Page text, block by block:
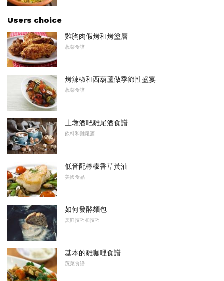
Users choice
雞胸肉假烤和烤塗層
蔬菜食譜
烤辣椒和西葫蘆做季節性盛宴
蔬菜食譜
土墩酒吧雞尾酒食譜
飲料和雞尾酒
低音配檸檬香草黃油
美國食品
如何發酵麵包
烹飪技巧和技巧
基本的雞咖哩食譜
蔬菜食譜